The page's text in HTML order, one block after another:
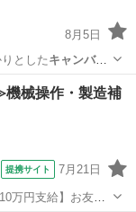
8月5日
バ… しっかりとした キャンバス
・コンパ… 仕様 ・
キャンバストート #
ンバス
械操作・製造補
提携サイト 7月21日
万円支給】お友達